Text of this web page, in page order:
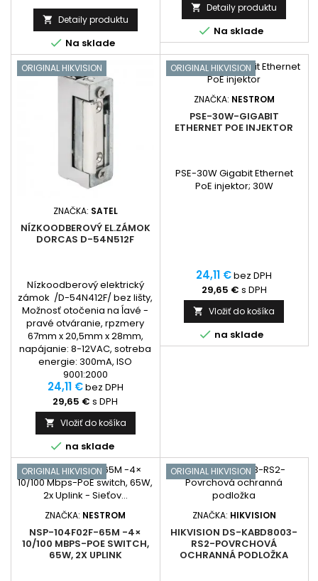
 Detaily produktu
 Na sklade
 Detaily produktu
 Na sklade
ORIGINAL HIKVISION
ZNAČKA: SATEL
NÍZKOODBEROVÝ EL.ZÁMOK
DORCAS D-54N512F
Nízkoodberový elektrický
zámok /D-54N412F/ bez lišty,
Možnosť otočenia na ĺavé -
pravé otváranie, rpzmery
67mm x 20,5mm x 28mm,
napájanie: 8-12VAC, sotreba
energie: 300mA, ISO
9001:2000
24,11 €bez DPH
29,65 € s DPH
 Vložiť do košíka
 na sklade
ORIGINAL HIKVISION
ZNAČKA: NESTROM
PSE-30W-GIGABIT
ETHERNET POE INJEKTOR
PSE-30W Gigabit Ethernet
PoE injektor; 30W
24,11 €bez DPH
29,65 € s DPH
 Vložiť do košíka
 na sklade
ORIGINAL HIKVISION
ZNAČKA: NESTROM
NSP-104F02F-65M -4×
10/100 MBPS-POE SWITCH,
65W, 2X UPLINK
ORIGINAL HIKVISION
ZNAČKA: HIKVISION
HIKVISION DS-KABD8003-
RS2-POVRCHOVÁ
OCHRANNÁ PODLOŽKA